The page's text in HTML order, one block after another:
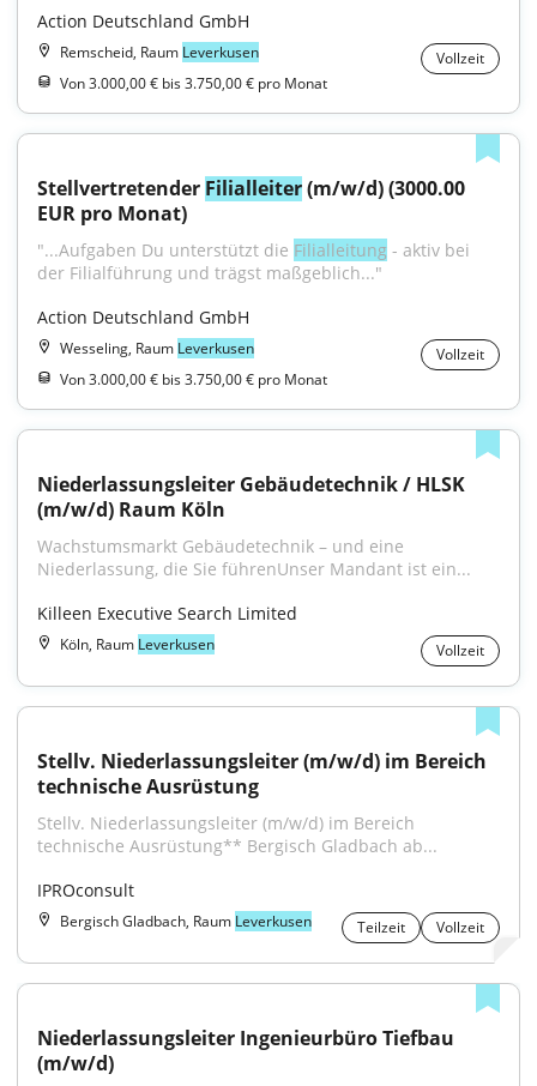
Action Deutschland GmbH
Remscheid, Raum Leverkusen
Vollzeit
Von 3.000,00 € bis 3.750,00 € pro Monat
Stellvertretender Filialleiter (m/w/d) (3000.00
EUR pro Monat)
"...Aufgaben Du unterstützt die Filialleitung - aktiv bei
der Filialführung und trägst maßgeblich..."
Action Deutschland GmbH
Wesseling, Raum Leverkusen
Vollzeit
Von 3.000,00 € bis 3.750,00 € pro Monat
Niederlassungsleiter Gebäudetechnik / HLSK
(m/w/d) Raum Köln
Wachstumsmarkt Gebäudetechnik – und eine
Niederlassung, die Sie führenUnser Mandant ist ein...
Killeen Executive Search Limited
Köln, Raum Leverkusen Vollzeit
Stellv. Niederlassungsleiter (m/w/d) im Bereich
technische Ausrüstung
Stellv. Niederlassungsleiter (m/w/d) im Bereich
technische Ausrüstung** Bergisch Gladbach ab...
IPROconsult
Bergisch Gladbach, Raum Leverkusen Teilzeit Vollzeit
Niederlassungsleiter Ingenieurbüro Tiefbau
(m/w/d)